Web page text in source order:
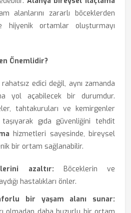
alanlarını zararlı böceklerden
hijyenik ortamlar oluşturmayı
Önemlidir?
edici değil, aynı zamanda
yol açabilecek bir durumdur.
tahtakuruları ve kemirgenler
gıda güvenliğini tehdit
hizmetleri sayesinde, bireysel
bir ortam sağlanabilir.
azaltır: Böceklerin ve
hastalıkları önler.
bir yaşam alanı sunar: